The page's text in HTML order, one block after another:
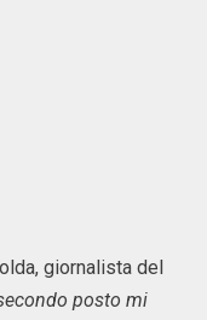
giornalista del
posto mi